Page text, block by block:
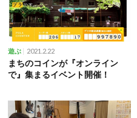
遊ぶ 2021.2.22
まちのコインが『オンライン
で』集まるイベント開催！